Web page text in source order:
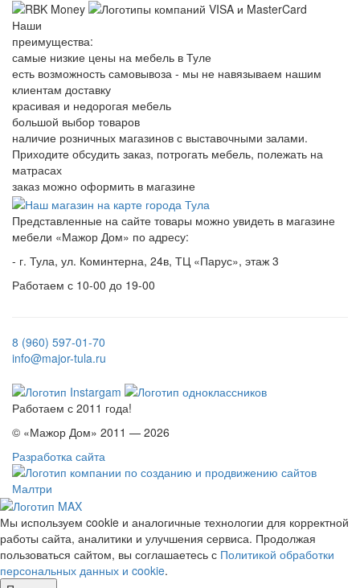
Наши
преимущества:
самые низкие цены на мебель в Туле
есть возможность самовывоза - мы не навязываем нашим
клиентам доставку
красивая и недорогая мебель
большой выбор товаров
наличие розничных магазинов с выставочными залами.
Приходите обсудить заказ, потрогать мебель, полежать на
матрасах
заказ можно оформить в магазине
Представленные на сайте товары можно увидеть в магазине
мебели «Мажор Дом» по адресу:
- г. Тула, ул. Коминтерна, 24в, ТЦ «Парус», этаж 3
Работаем с 10-00 до 19-00
8 (960) 597-01-70
info@major-tula.ru
Работаем с 2011 года!
© «Мажор Дом» 2011 — 2026
Разработка сайта
Мы используем cookie и аналогичные технологии для корректной
работы сайта, аналитики и улучшения сервиса. Продолжая
пользоваться сайтом, вы соглашаетесь с Политикой обработки
персональных данных и cookie.